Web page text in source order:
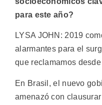
para este año?
LYSA JOHN: 2019
alarmantes para el
que reclamamos
En Brasil, el nuevo
amenazó con